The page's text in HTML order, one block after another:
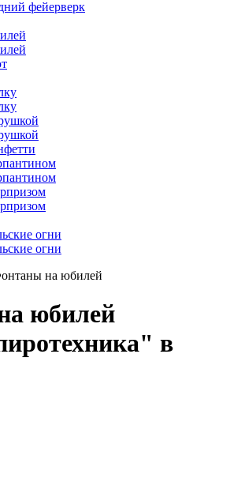
фейерверк
огни
огни
на юбилей
юбилей
в